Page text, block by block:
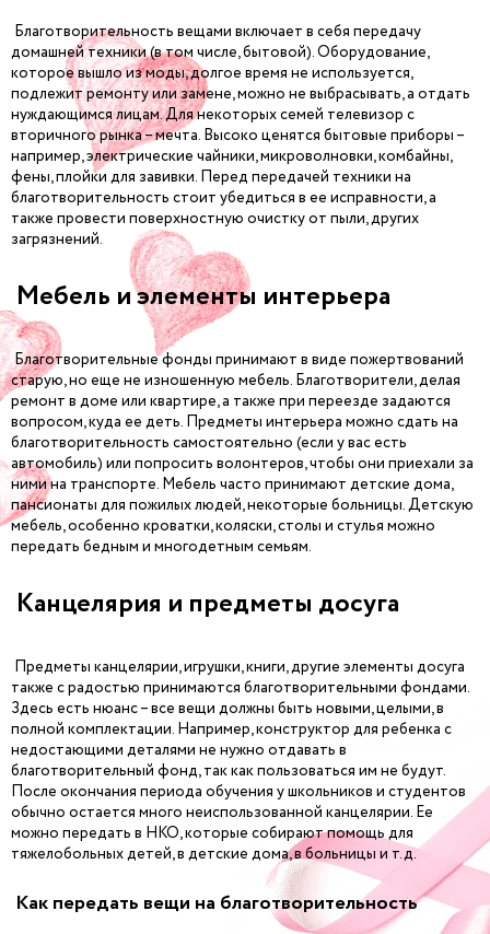
Благотворительность вещами включает в себя передачу
домашней техники (в том числе, бытовой). Оборудование,
которое вышло из моды, долгое время не используется,
подлежит ремонту или замене, можно не выбрасывать, а отдать
нуждающимся лицам. Для некоторых семей телевизор с
вторичного рынка – мечта. Высоко ценятся бытовые приборы –
например, электрические чайники, микроволновки, комбайны,
фены, плойки для завивки. Перед передачей техники на
благотворительность стоит убедиться в ее исправности, а
также провести поверхностную очистку от пыли, других
загрязнений.
Мебель и элементы интерьера
Благотворительные фонды принимают в виде пожертвований
старую, но еще не изношенную мебель. Благотворители, делая
ремонт в доме или квартире, а также при переезде задаются
вопросом, куда ее деть. Предметы интерьера можно сдать на
благотворительность самостоятельно (если у вас есть
автомобиль) или попросить волонтеров, чтобы они приехали за
ними на транспорте. Мебель часто принимают детские дома,
пансионаты для пожилых людей, некоторые больницы. Детскую
мебель, особенно кроватки, коляски, столы и стулья можно
передать бедным и многодетным семьям.
Канцелярия и предметы досуга
Предметы канцелярии, игрушки, книги, другие элементы досуга
также с радостью принимаются благотворительными фондами.
Здесь есть нюанс – все вещи должны быть новыми, целыми, в
полной комплектации. Например, конструктор для ребенка с
недостающими деталями не нужно отдавать в
благотворительный фонд, так как пользоваться им не будут.
После окончания периода обучения у школьников и студентов
обычно остается много неиспользованной канцелярии. Ее
можно передать в НКО, которые собирают помощь для
тяжелобольных детей, в детские дома, в больницы и т.д.
Как передать вещи на благотворительность